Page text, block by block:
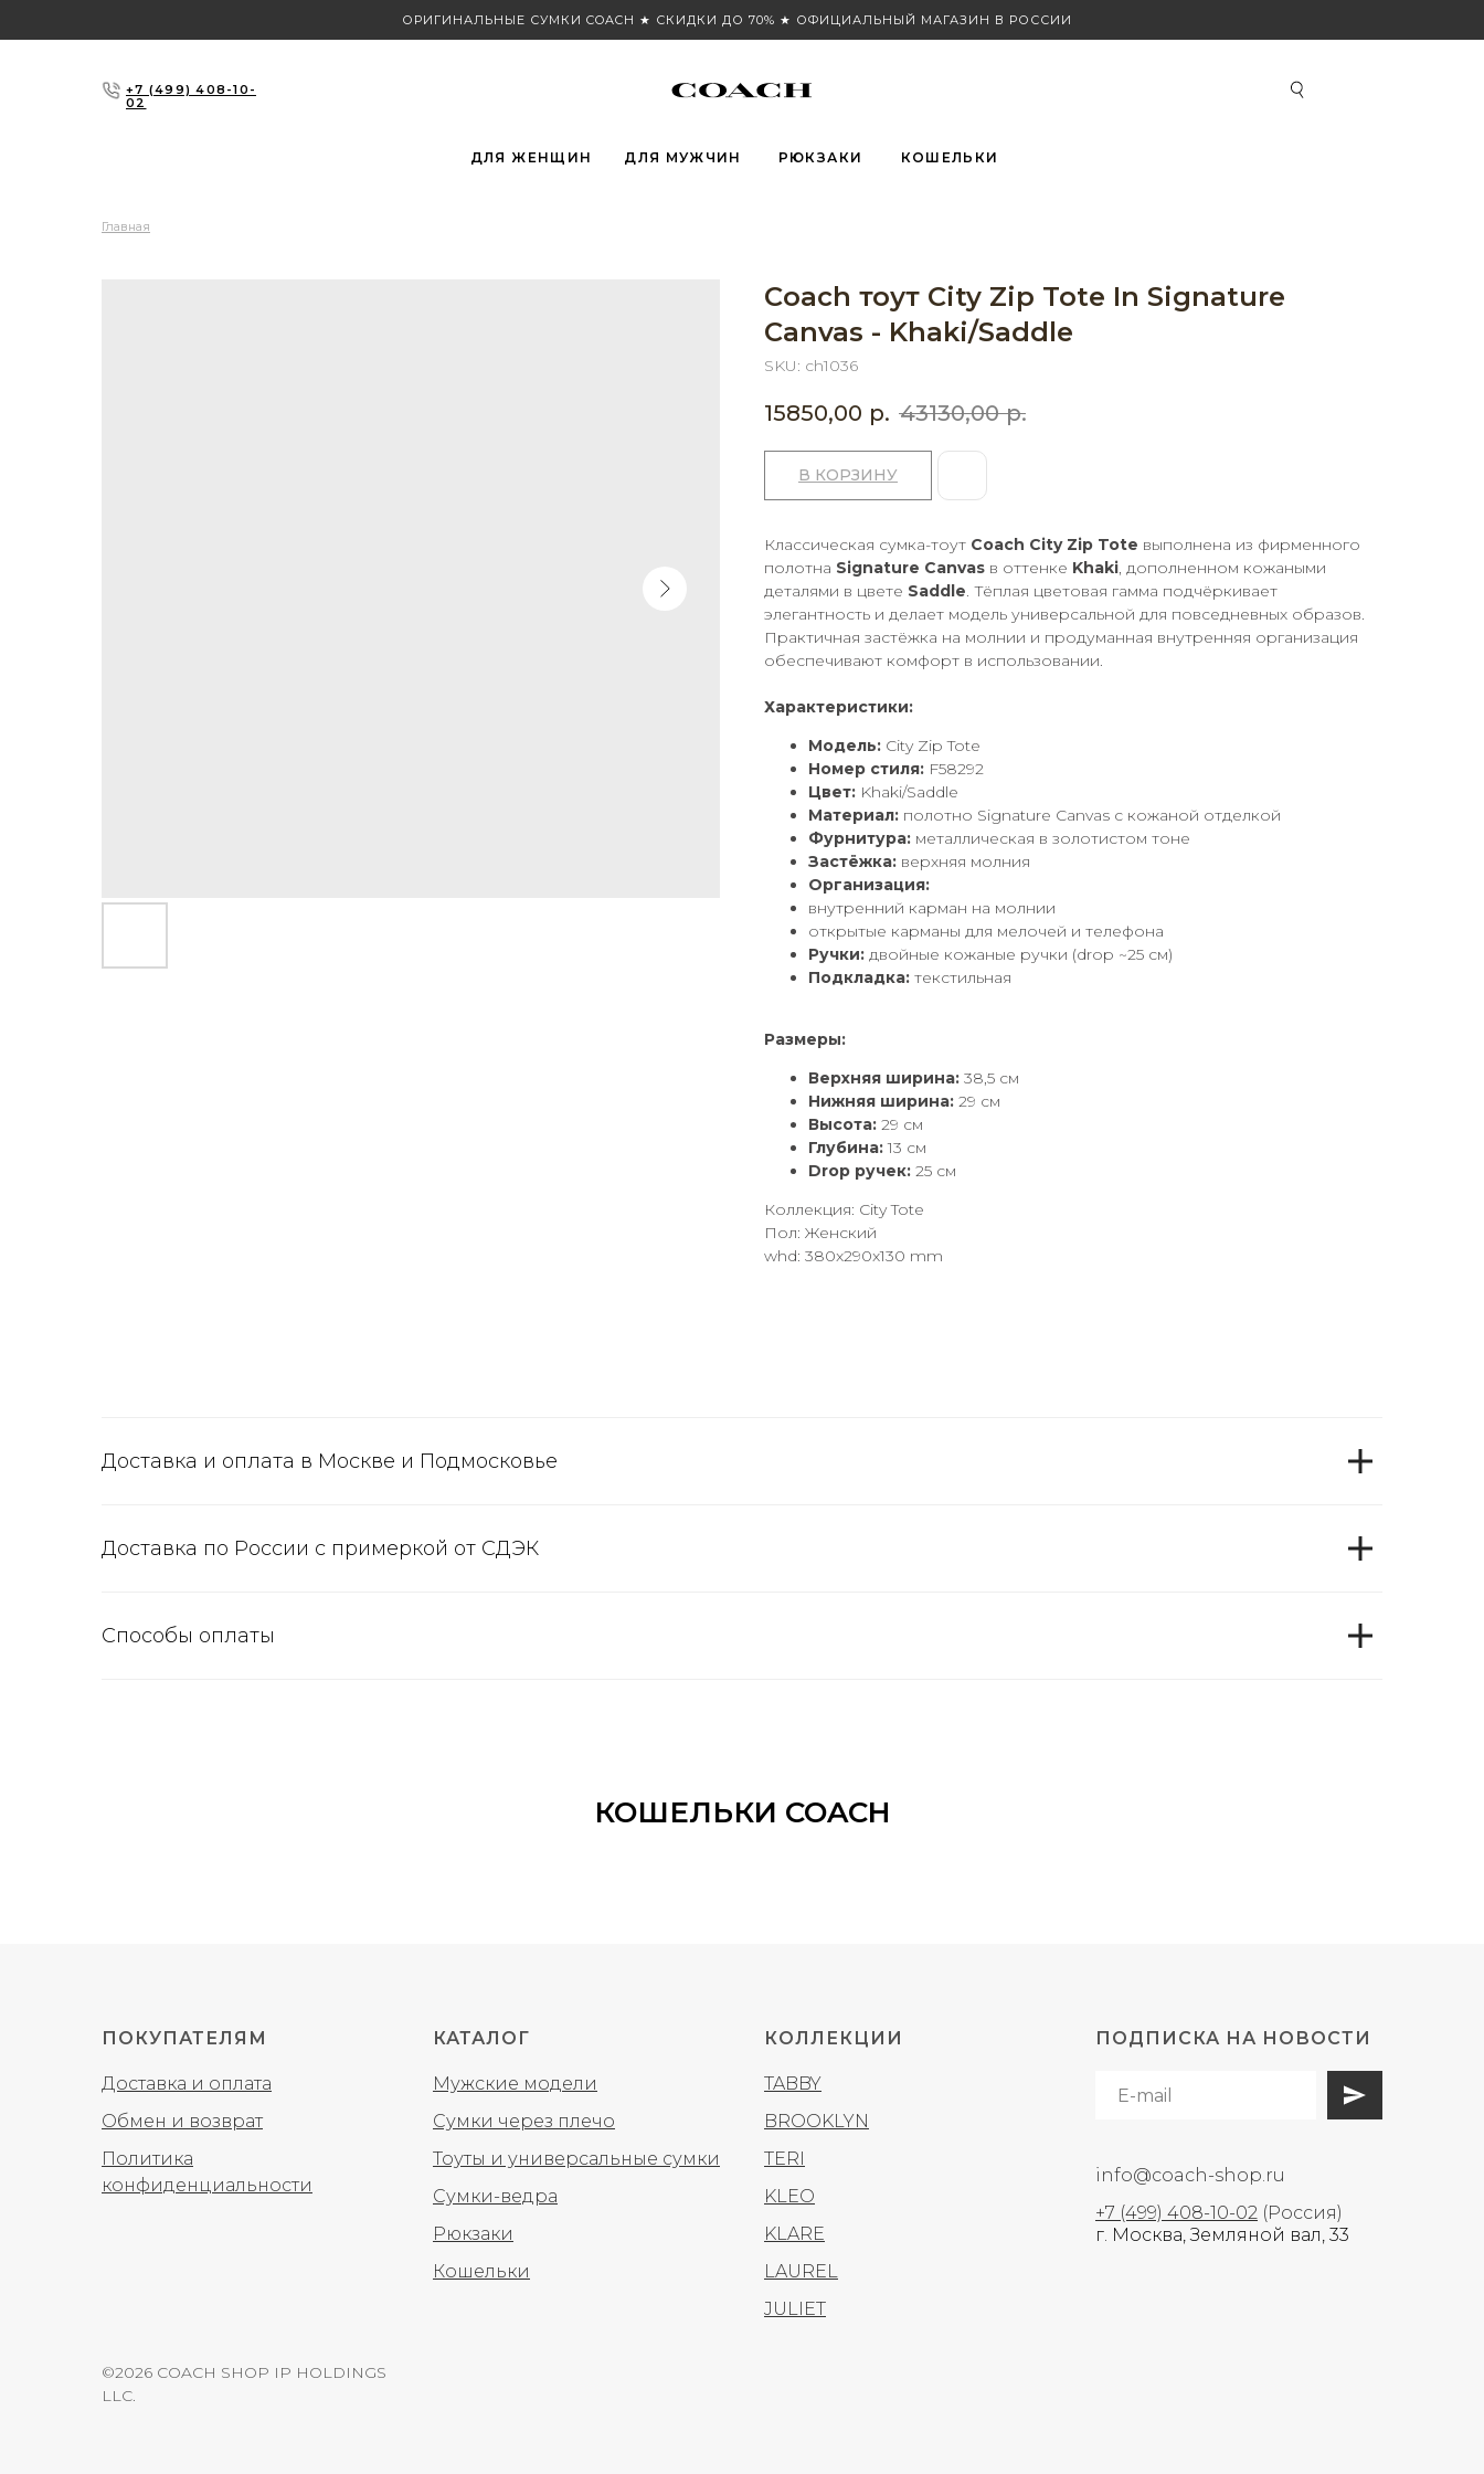
ОРИГИНАЛЬНЫЕ СУМКИ COACH ★ СКИДКИ ДО 70% ★ ОФИЦИАЛЬНЫЙ МАГАЗИН В РОССИИ
+7 (499) 408-10-
02
ДЛЯ ЖЕНЩИН ДЛЯ МУЖЧИН РЮКЗАКИ КОШЕЛЬКИ
Главная
Coach тоут City Zip Tote In Signature
Canvas - Khaki/Saddle
SKU: ch1036
15850,00 р. 43130,00 р.
В КОРЗИНУ
Классическая сумка-тоут Coach City Zip Tote выполнена из фирменного
полотна Signature Canvas в оттенке Khaki, дополненном кожаными
деталями в цвете Saddle. Тёплая цветовая гамма подчёркивает
элегантность и делает модель универсальной для повседневных образов.
Практичная застёжка на молнии и продуманная внутренняя организация
обеспечивают комфорт в использовании.
Характеристики:
Модель: City Zip Tote
Номер стиля: F58292
Цвет: Khaki/Saddle
Материал: полотно Signature Canvas с кожаной отделкой
Фурнитура: металлическая в золотистом тоне
Застёжка: верхняя молния
Организация:
внутренний карман на молнии
открытые карманы для мелочей и телефона
Ручки: двойные кожаные ручки (drop ~25 см)
Подкладка: текстильная
Размеры:
Верхняя ширина: 38,5 см
Нижняя ширина: 29 см
Высота: 29 см
Глубина:13 см
Drop ручек: 25 см
Коллекция: City Tote
Пол: Женский
whd: 380x290x130 mm
Доставка и оплата в Москве и Подмосковье
Доставка по России с примеркой от СДЭК
Способы оплаты
КОШЕЛЬКИ COACH
ПОКУПАТЕЛЯМ
Доставка и оплата
Обмен и возврат
Политика
конфиденциальности
КАТАЛОГ
Мужские модели
Сумки через плечо
Тоуты и универсальные сумки
Сумки-ведра
Рюкзаки
Кошельки
КОЛЛЕКЦИИ
TABBY
BROOKLYN
TERI
KLEO
KLARE
LAUREL
JULIET
ПОДПИСКА НА НОВОСТИ
info@coach-shop.ru
+7 (499) 408-10-02 (Россия)
г. Москва, Земляной вал, 33
©2026 COACH SHOP IP HOLDINGS
LLC.